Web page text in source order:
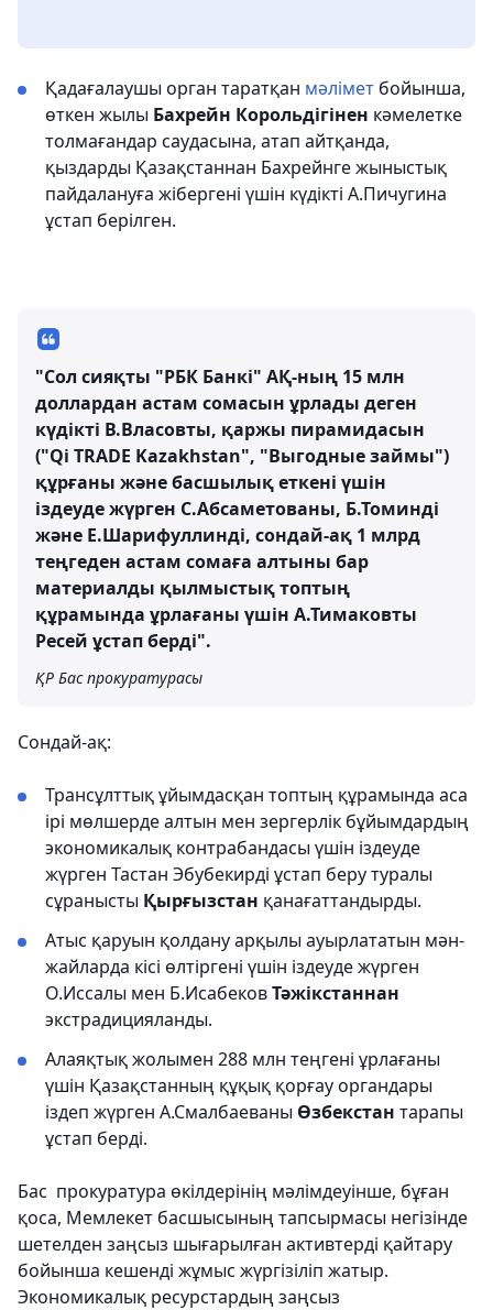
Қадағалаушы орган таратқан мәлімет бойынша,
өткен жылы Бахрейн Корольдігінен кәмелетке
толмағандар саудасына, атап айтқанда,
қыздарды Қазақстаннан Бахрейнге жыныстық
пайдалануға жібергені үшін күдікті А.Пичугина
ұстап берілген.
"Сол сияқты "РБК Банкі" АҚ-ның 15 млн
доллардан астам сомасын ұрлады деген
күдікті В.Власовты, қаржы пирамидасын
("Qi TRADE Kazakhstan", "Выгодные займы")
құрғаны және басшылық еткені үшін
іздеуде жүрген С.Абсаметованы, Б.Томинді
және Е.Шарифуллинді, сондай-ақ 1 млрд
теңгеден астам сомаға алтыны бар
материалды қылмыстық топтың
құрамында ұрлағаны үшін А.Тимаковты
Ресей ұстап берді".
ҚР Бас прокуратурасы
Сондай-ақ:
Трансұлттық ұйымдасқан топтың құрамында аса
ірі мөлшерде алтын мен зергерлік бұйымдардың
экономикалық контрабандасы үшін іздеуде
жүрген Тастан Эбубекирді ұстап беру туралы
сұранысты Қырғызстан қанағаттандырды.
Атыс қаруын қолдану арқылы ауырлататын мән-
жайларда кісі өлтіргені үшін іздеуде жүрген
О.Иссалы мен Б.ИсабековТәжікстаннан
экстрадицияланды.
Алаяқтық жолымен 288 млн теңгені ұрлағаны
үшін Қазақстанның құқық қорғау органдары
іздеп жүрген А.Смалбаеваны Өзбекстан тарапы
ұстап берді.
Бас прокуратура өкілдерінің мәлімдеуінше, бұған
қоса, Мемлекет басшысының тапсырмасы негізінде
шетелден заңсыз шығарылған активтерді қайтару
бойынша кешенді жұмыс жүргізіліп жатыр.
Экономикалық ресурстардың заңсыз